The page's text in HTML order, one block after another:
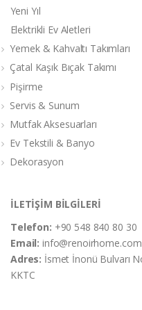
Yeni Yıl
Elektrikli Ev Aletleri
Yemek & Kahvaltı Takımları
Çatal Kaşık Bıçak Takımı
Pişirme
Servis & Sunum
Mutfak Aksesuarları
Ev Tekstili & Banyo
Dekorasyon
İLETİŞİM BİLGİLERİ
Telefon: +90 548 840 80 30
Email:info@renoirhome.com
Adres: İsmet İnonü Bulvarı
KKTC